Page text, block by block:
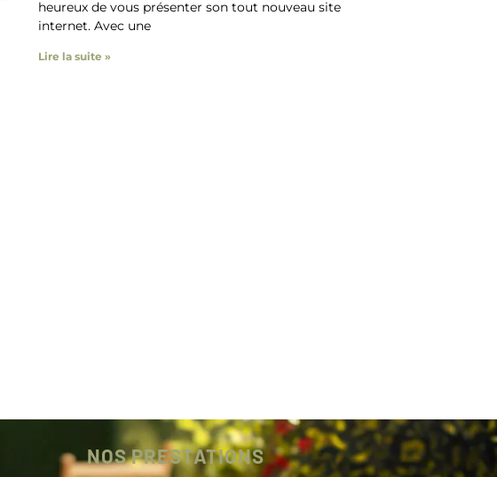
heureux de vous présenter son tout nouveau site
internet. Avec une
Lire la suite »
NOS PRESTATIONS